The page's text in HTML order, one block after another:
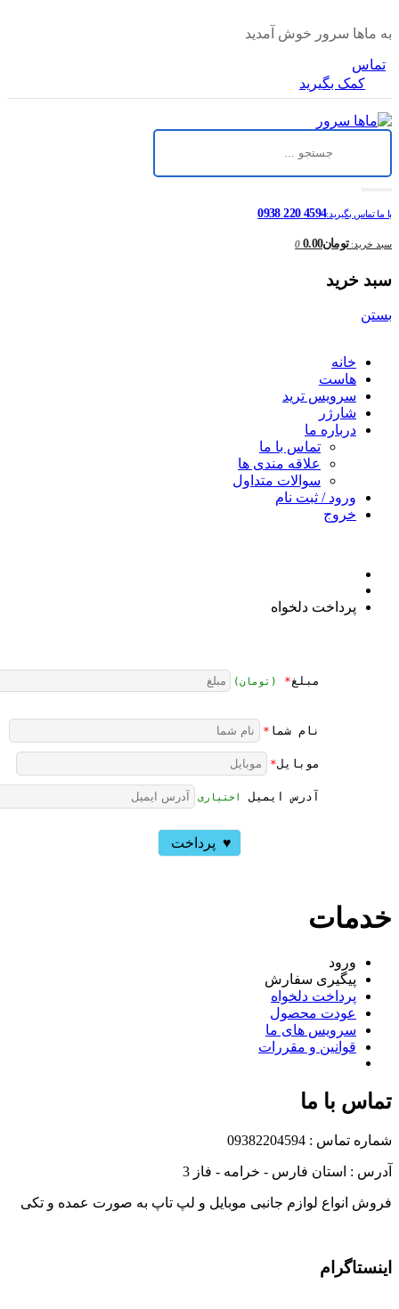
به ماها سرور خوش آمدید
تماس
کمک بگیرید
با ما تماس بگیرید:4594 220 0938
سبد خرید: تومان0.00 0
سبد خرید
بستن
خانه
هاست
سرویس ترید
شارژر
درباره ما
تماس با ما
علاقه مندی ها
سوالات متداول
ورود / ثبت نام
خروج
پرداخت دلخواه
مبلغ* (تومان)
نام شما *
موبایل*
آدرس ایمیل اختیاری
♥ پرداخت
خدمات
ورود
پیگیری سفارش
پرداخت دلخواه
عودت محصول
سرویس های ما
قوانین و مقررات
تماس با ما
شماره تماس : 09382204594
آدرس : استان فارس - خرامه - فاز 3
فروش انواع لوازم جانبی موبایل و لپ تاپ به صورت عمده و تکی
اینستاگرام